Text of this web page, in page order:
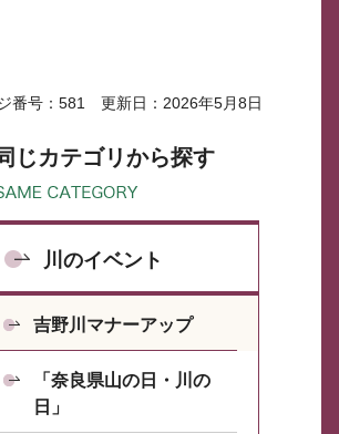
番号：581 更新日：2026年5月8日
じカテゴリから探す
川のイベント
吉野川マナーアップ
「奈良県山の日・川の
日」